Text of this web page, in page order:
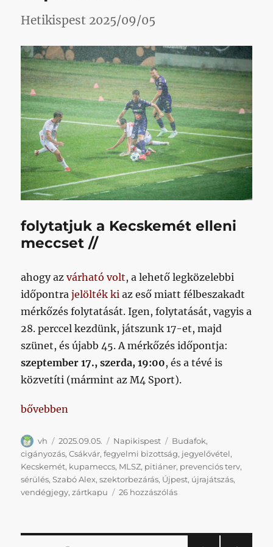
Hetikispest 2025/09/05
folytatjuk a Kecskemét elleni
meccset //
ahogy azvárható volt, a lehető legközelebbi
időpontrajelölték ki az eső miatt félbeszakadt
mérkőzés folytatását. Igen, folytatását, vagyis a
28. perccel kezdünk, játszunk 17-et, majd
szünet, és újabb 45. A mérkőzés időpontja:
szeptember 17., szerda, 19:00, és a tévé is
közvetíti (mármint az M4 Sport).
„Meccspótlás, szektorbezárás, jegyek a
bővebben
Szerző
vh Közzétéve
2025.09.05. Kategória
Napikispest Címke
Budafok,
cigányozás,Csákvár,fegyelmi bizottság, jegyelővétel,
Kecskemét, kupameccs, MLSZ, pitiáner, prevenciós terv,
sérülés,Szabó Alex,szektorbezárás, Újpest, újrajátszás,
vendégjegy,zártkapu 26 hozzászólásMeccspótlás,